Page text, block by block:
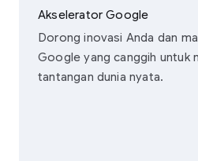
Akselerator Google
Dorong inovasi Anda dan
Google yang canggih untuk
tantangan dunia nyata.